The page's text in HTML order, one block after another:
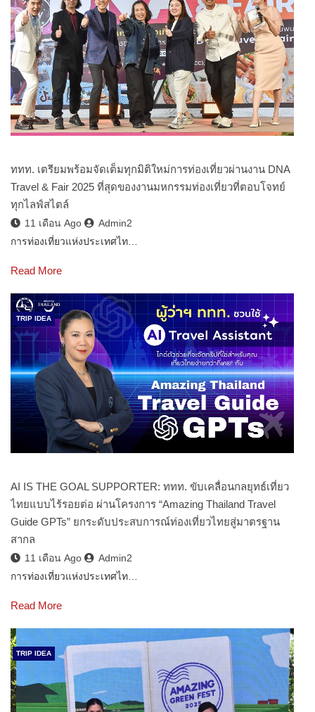
ททท. เตรียมพร้อมจัดเต็มทุกมิติใหม่การท่องเที่ยวผ่านงาน DNA
Travel & Fair 2025 ที่สุดของงานมหกรรมท่องเที่ยวที่ตอบโจทย์
ทุกไลฟ์สไตล์
11 เดือน Ago
Admin2
การท่องเที่ยวแห่งประเทศไท…
Read More
TRIP IDEA
AI IS THE GOAL SUPPORTER: ททท. ขับเคลื่อนกลยุทธ์เที่ยว
ไทยแบบไร้รอยต่อ ผ่านโครงการ “Amazing Thailand Travel
Guide GPTs” ยกระดับประสบการณ์ท่องเที่ยวไทยสู่มาตรฐาน
สากล
11 เดือน Ago
Admin2
การท่องเที่ยวแห่งประเทศไท…
Read More
TRIP IDEA